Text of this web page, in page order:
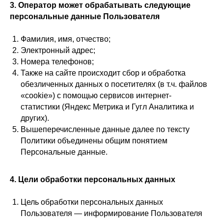
3. Оператор может обрабатывать следующие
персональные данные Пользователя
Фамилия, имя, отчество;
Электронный адрес;
Номера телефонов;
Также на сайте происходит сбор и обработка
обезличенных данных о посетителях (в т.ч. файлов
«cookie») с помощью сервисов интернет-
статистики (Яндекс Метрика и Гугл Аналитика и
других).
Вышеперечисленные данные далее по тексту
Политики объединены общим понятием
Персональные данные.
4. Цели обработки персональных данных
Цель обработки персональных данных
Пользователя — информирование Пользователя